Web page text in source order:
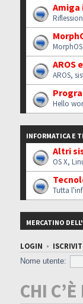
Amiga
AROS
AROS,
Hello
INFORMATICA E
Altri
OS X,
Tutta
MERCATINO
LOGIN •
Nome utente:
CHI